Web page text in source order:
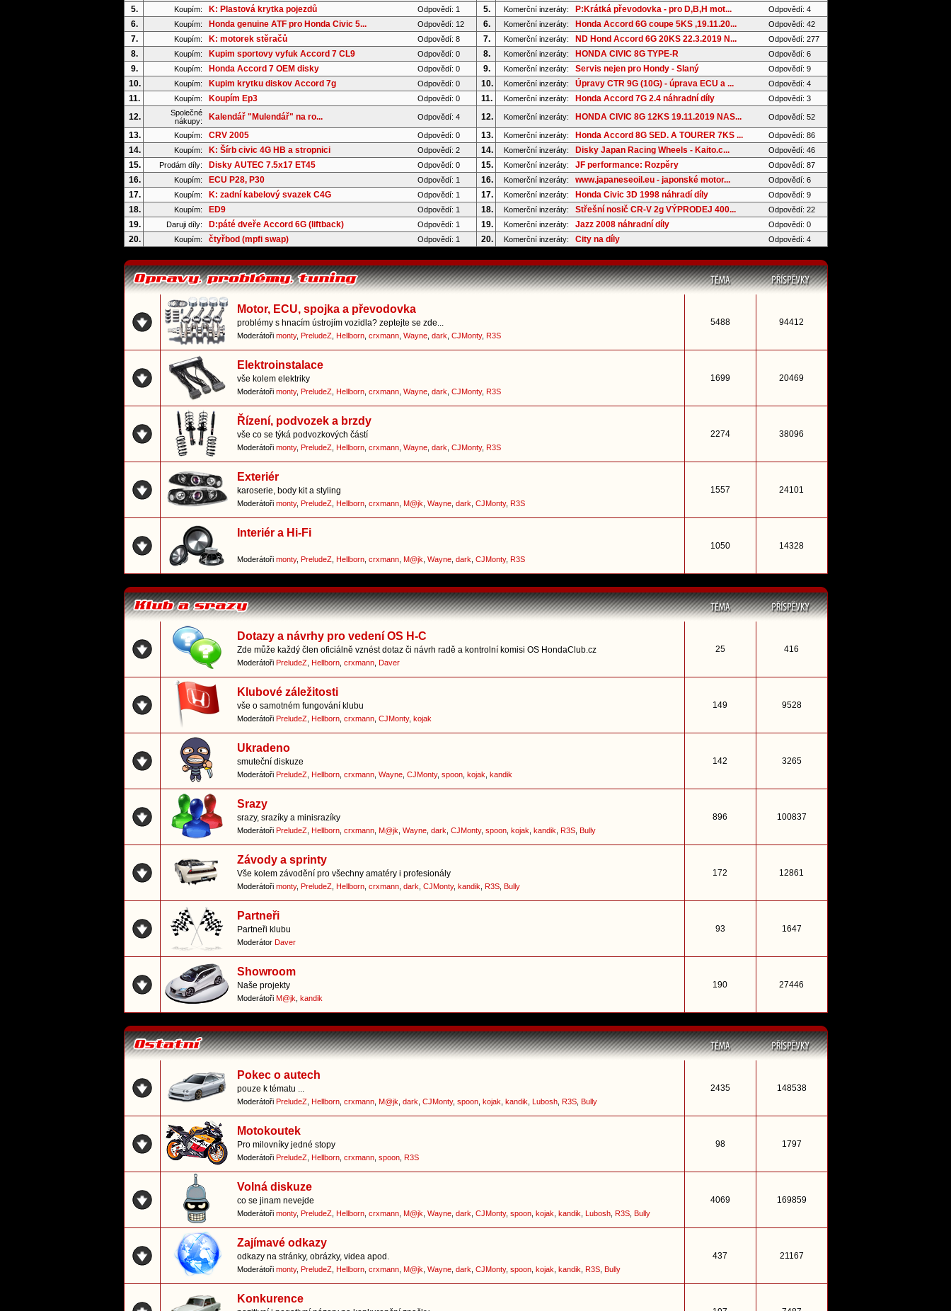
5. Koupím: K: Plastová krytka pojezdů Odpovědí: 1 5. Komerční inzeráty: P:Krátká převodovka - pro D,B,H mot... Odpovědí: 4
6. Koupím: Honda genuine ATF pro Honda Civic 5... Odpovědí: 12 6. Komerční inzeráty: Honda Accord 6G coupe 5KS ,19.11.20... Odpovědí: 42
7. Koupím: K: motorek stěračů Odpovědí: 8 7. Komerční inzeráty: ND Hond Accord 6G 20KS 22.3.2019 N... Odpovědí: 277
8. Koupím: Kupim sportovy vyfuk Accord 7 CL9 Odpovědí: 0 8. Komerční inzeráty: HONDA CIVIC 8G TYPE-R Odpovědí: 6
9. Koupím: Honda Accord 7 OEM disky Odpovědí: 0 9. Komerční inzeráty: Servis nejen pro Hondy - Slaný Odpovědí: 9
10. Koupím: Kupim krytku diskov Accord 7g Odpovědí: 0 10. Komerční inzeráty: Úpravy CTR 9G (10G) - úprava ECU a ... Odpovědí: 4
11. Koupím: Koupím Ep3 Odpovědí: 0 11. Komerční inzeráty: Honda Accord 7G 2.4 náhradní díly Odpovědí: 3
12.
Společné
nákupy:
Kalendář "Mulendář" na ro... Odpovědí: 4 12. Komerční inzeráty: HONDA CIVIC 8G 12KS 19.11.2019 NAS... Odpovědí: 52
13. Koupím: CRV 2005 Odpovědí: 0 13. Komerční inzeráty: Honda Accord 8G SED. A TOURER 7KS ... Odpovědí: 86
14. Koupím: K: Šírb civic 4G HB a stropnici Odpovědí: 2 14. Komerční inzeráty: Disky Japan Racing Wheels - Kaito.c... Odpovědí: 46
15. Prodám díly: Disky AUTEC 7.5x17 ET45 Odpovědí: 0 15. Komerční inzeráty: JF performance: Rozpěry Odpovědí: 87
16. Koupím: ECU P28, P30 Odpovědí: 1 16. Komerční inzeráty: www.japaneseoil.eu - japonské motor... Odpovědí: 6
17. Koupím: K: zadní kabelový svazek C4G Odpovědí: 1 17. Komerční inzeráty: Honda Civic 3D 1998 náhradí díly Odpovědí: 9
18. Koupím: ED9 Odpovědí: 1 18. Komerční inzeráty: Střešní nosič CR-V 2g VÝPRODEJ 400... Odpovědí: 22
19. Daruji díly: D:páté dveře Accord 6G (liftback) Odpovědí: 1 19. Komerční inzeráty: Jazz 2008 náhradní díly Odpovědí: 0
20. Koupím: čtyřbod (mpfi swap) Odpovědí: 1 20. Komerční inzeráty: City na díly Odpovědí: 4
Motor, ECU, spojka a převodovka
problémy s hnacím ústrojím vozidla? zeptejte se zde...
Moderátoři monty, PreludeZ, Hellborn, crxmann, Wayne, dark CJMonty, R3S
5488 94412
Elektroinstalace
vše kolem elektriky
Moderátoři monty, PreludeZ, Hellborn, crxmann, Wayne, dark CJMonty, R3S
1699 20469
Řízení, podvozek a brzdy
vše co se týká podvozkových částí
Moderátoři monty, PreludeZ, Hellborn, crxmann, Wayne, dark CJMonty, R3S
2274 38096
Exteriér
karoserie, body kit a styling
Moderátoři monty, PreludeZ, Hellborn, crxmann, M@jk Wayne, dark CJMonty, R3S
1557 24101
Interiér a Hi-Fi
Moderátoři monty, PreludeZ, Hellborn, crxmann, M@jk Wayne, dark CJMonty, R3S
1050 14328
Dotazy a návrhy pro vedení OS H-C
Zde může každý člen oficiálně vznést dotaz či návrh radě a kontrolní komisi OS HondaClub.cz
Moderátoři PreludeZ, Hellborn, crxmann, Daver
25 416
Klubové záležitosti
vše o samotném fungování klubu
Moderátoři PreludeZ, Hellborn, crxmann, CJMonty, kojak
149 9528
Ukradeno
smuteční diskuze
Moderátoři PreludeZ, Hellborn, crxmann, Wayne, CJMonty, spoon, kojak kandik
142 3265
Srazy
srazy, srazíky a minisrazíky
Moderátoři PreludeZ, Hellborn, crxmann, M@jk Wayne, dark CJMonty, spoon, kojak kandik R3S, Bully
896 100837
Závody a sprinty
Vše kolem závodění pro všechny amatéry i profesionály
Moderátoři monty, PreludeZ, Hellborn, crxmann, dark CJMonty, kandik R3S, Bully
172 12861
Partneři
Partneři klubu
Moderátor Daver
93 1647
Showroom
Naše projekty
Moderátoři M@jk kandik
190 27446
Pokec o autech
pouze k tématu ...
Moderátoři PreludeZ, Hellborn, crxmann, M@jk dark CJMonty, spoon, kojak kandik Lubosh, R3S, Bully
2435 148538
Motokoutek
Pro milovníky jedné stopy
Moderátoři PreludeZ, Hellborn, crxmann, spoon, R3S
98 1797
Volná diskuze
co se jinam nevejde
Moderátoři monty, PreludeZ, Hellborn, crxmann, M@jk Wayne, dark CJMonty, spoon, kojak kandik Lubosh, R3S, Bully
4069 169859
Zajímavé odkazy
odkazy na stránky, obrázky, videa apod.
Moderátoři monty, PreludeZ, Hellborn, crxmann, M@jk Wayne, dark CJMonty, spoon, kojak kandik R3S, Bully
437 21167
Konkurence